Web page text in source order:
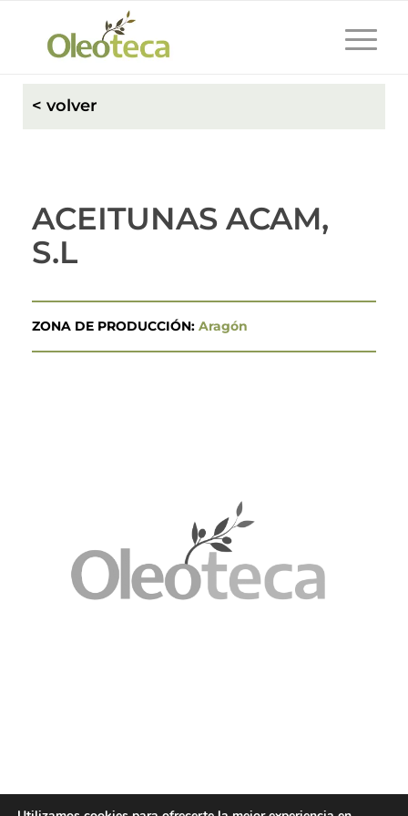
< volver
ACEITUNAS ACAM,
S.L
ZONA DE PRODUCCIÓN: Aragón